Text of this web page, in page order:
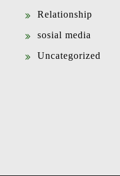
Relationship
sosial media
Uncategorized